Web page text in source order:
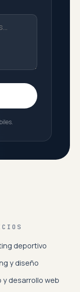
deportivo
y diseño
y desarrollo web